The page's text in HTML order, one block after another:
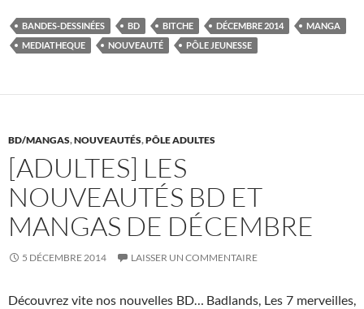
e
b
o
itt
er
er
es
m
bl
ta
g
BANDES-DESSINÉES BD BITCHE DÉCEMBRE 2014
MANGA
MEDIATHEQUE
NOUVEAUTÉ PÔLE JEUNESSE
BD/MANGAS,NOUVEAUTÉS,PÔLE ADULTES
[ADULTES] LES
NOUVEAUTÉS BD ET
MANGAS DE DÉCEMBRE
5 DÉCEMBRE 2014 LAISSER UN COMMENTAIRE
Découvrez vite nos nouvelles BD… Badlands, Les 7 merveilles,